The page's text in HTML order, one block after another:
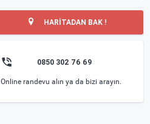
HARİTADAN BAK !
0850 302 76 69
Online randevu alın ya da bizi arayın.